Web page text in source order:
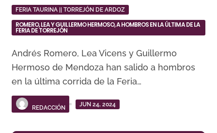
FERIA TAURINA || TORREJÓN DE ARDOZ
ROMERO, LEA Y GUILLERMO HERMOSO, A HOMBROS EN LA ÚLTIMA DE LA
FERIA DE TORREJÓN
Andrés Romero, Lea Vicens y Guillermo
Hermoso de Mendoza han salido a hombros
en la última corrida de la Feria…
REDACCIÓN
JUN 24, 2024